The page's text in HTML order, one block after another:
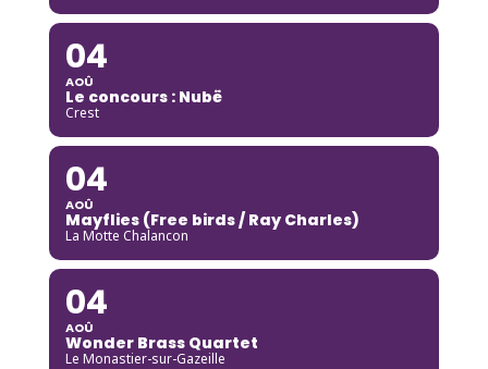
04
AOÛ
Le concours : Nubë
Crest
04
AOÛ
Mayflies (Free birds / Ray Charles)
La Motte Chalancon
04
AOÛ
Wonder Brass Quartet
Le Monastier-sur-Gazeille